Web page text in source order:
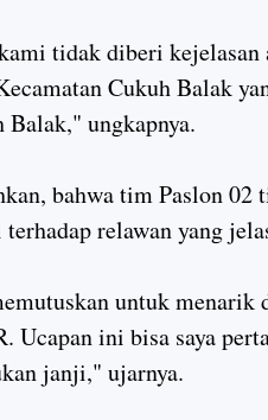
tidak diberi kejelasan
Cukuh Balak
Balak," ungkapnya.
bahwa tim Paslon
relawan yang
untuk menarik
Ucapan ini bisa saya
janji," ujarnya.